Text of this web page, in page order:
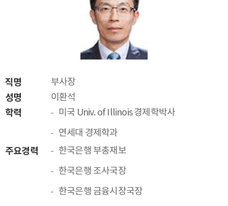
직명 부사장
성명 이환석
학력
미국 Univ. of Illinois 경제학박사
연세대 경제학과
주요경력
한국은행 부총재보
한국은행 조사국장
한국은행 금융시장국장